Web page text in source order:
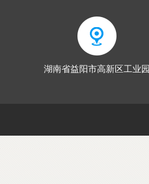
湖南省益阳市高新区工业园